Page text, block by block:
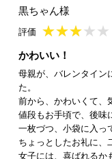
黒ちゃん様
評価 ★★★★★
★★★★★
かわいい！
母親が、バレンタイン
た。
前から、かわいくて、
値段もお手頃で、後味
一枚づつ、小袋に入っ
ちょっとしたお礼に、
女子には、喜ばれるか